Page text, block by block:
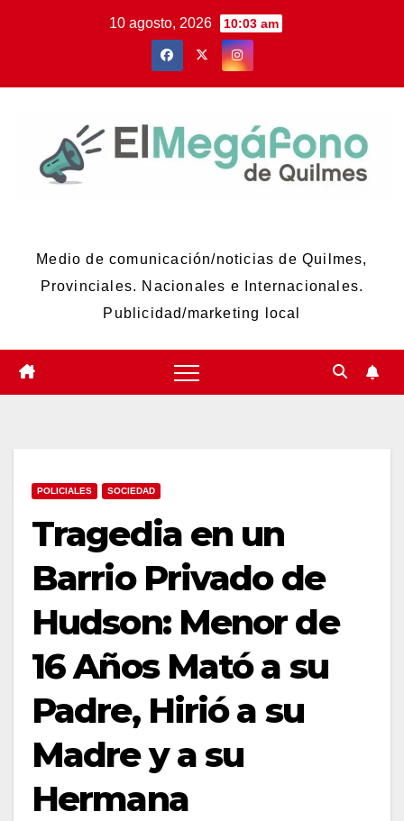
10 agosto, 2026 10:03 am
Medio de comunicación/noticias de Quilmes,
Provinciales. Nacionales e Internacionales.
Publicidad/marketing local
POLICIALES SOCIEDAD
Tragedia en un
Barrio Privado de
Hudson: Menor de
16 Años Mató a su
Padre, Hirió a su
Madre y a su
Hermana